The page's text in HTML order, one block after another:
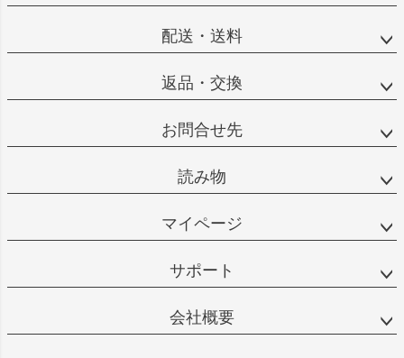
配送・送料
返品・交換
お問合せ先
読み物
マイページ
サポート
会社概要